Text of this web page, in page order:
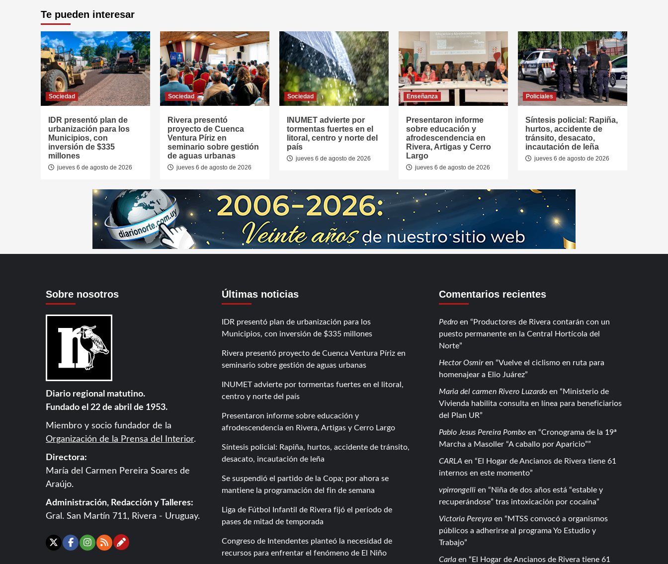
Te pueden interesar
Sociedad
IDR presentó plan de
urbanización para los
Municipios, con
inversión de $335
millones
jueves 6 de agosto de 2026
Sociedad
Rivera presentó
proyecto de Cuenca
Ventura Píriz en
seminario sobre gestión
de aguas urbanas
jueves 6 de agosto de 2026
Sociedad
INUMET advierte por
tormentas fuertes en el
litoral, centro y norte del
país
jueves 6 de agosto de 2026
Enseñanza
Presentaron informe
sobre educación y
afrodescendencia en
Rivera, Artigas y Cerro
Largo
jueves 6 de agosto de 2026
Policiales
Síntesis policial: Rapiña,
hurtos, accidente de
tránsito, desacato,
incautación de leña
jueves 6 de agosto de 2026
Sobre nosotros
Diario regional matutino.
Fundado el 22 de abril de 1953.
Miembro y socio fundador de la
Organización de la Prensa del Interior.
Directora:
María del Carmen Pereira Soares de
Araújo.
Administración, Redacción y Talleres:
Gral. San Martín 711, Rivera - Uruguay.
X Facebook
Instagram
RSSContáctanos
Últimas noticias
IDR presentó plan de urbanización para los
Municipios, con inversión de $335 millones
Rivera presentó proyecto de Cuenca Ventura Píriz en
seminario sobre gestión de aguas urbanas
INUMET advierte por tormentas fuertes en el litoral,
centro y norte del país
Presentaron informe sobre educación y
afrodescendencia en Rivera, Artigas y Cerro Largo
Síntesis policial: Rapiña, hurtos, accidente de tránsito,
desacato, incautación de leña
Se suspendió el partido de la Copa; por ahora se
mantiene la programación del fin de semana
Liga de Fútbol Infantil de Rivera fijó el período de
pases de mitad de temporada
Congreso de Intendentes planteó la necesidad de
recursos para enfrentar el fenómeno de El Niño
Comentarios recientes
Pedroen
Productores de Rivera contarán con un
puesto permanente en la Central Hortícola del
Norte
Hector Osmiren
Vuelve el ciclismo en ruta para
homenajear a Elio Juárez
Maria del carmen Rivero Luzardoen
Ministerio de
Vivienda habilita consulta en línea para beneficiarios
del Plan UR
Pablo Jesus Pereira Pomboen
Cronograma de la 19ª
Marcha a Masoller “A caballo por Aparicio”
CARLA en
El Hogar de Ancianos de Rivera tiene 61
internos en este momento
vpirrongellien
Niña de dos años está “estable y
recuperándose” tras intoxicación por cocaína
Victoria Pereyraen
MTSS convocó a organismos
públicos a adherirse al programa Yo Estudio y
Trabajo
Carlaen El Hogar de Ancianos de Rivera tiene 61